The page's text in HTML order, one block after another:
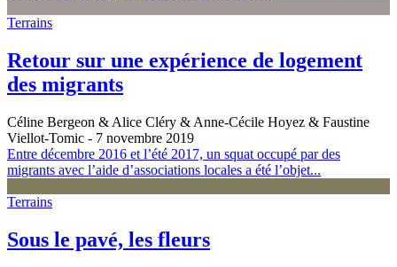
Terrains
Retour sur une expérience de logement
des migrants
Céline Bergeon & Alice Cléry & Anne-Cécile Hoyez & Faustine
Viellot-Tomic - 7 novembre 2019
Entre décembre 2016 et l’été 2017, un squat occupé par des
migrants avec l’aide d’associations locales a été l’objet...
Terrains
Sous le pavé, les fleurs